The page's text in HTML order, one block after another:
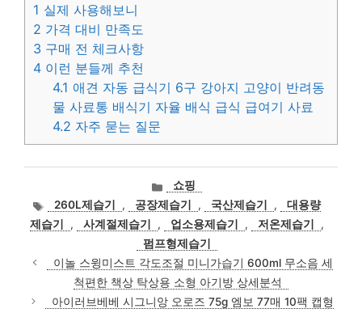
1 실제 사용해보니
2 가격 대비 만족도
3 구매 전 체크사항
4 이런 분들께 추천
4.1 애견 자동 급식기 6구 강아지 고양이 반려동
물 사료통 배식기 자율 배식 급식 급여기 사료
4.2 자주 묻는 질문
카
테
고
리
쇼핑
태
그
260L제습기 , 공장제습기 , 국산제습기 ,
대용량
제습기
, 사계절제습기 , 업소용제습기 , 저온제습기
,
펌프형제습기
이놀 스윙미스트 각도조절 미니가습기 600ml 무소음 세
척편한 책상 탁상용 소형 아기방 상세분석
아이러브베베 시그니앙 오로즈 75g 엠보 77매 10팩 캡형